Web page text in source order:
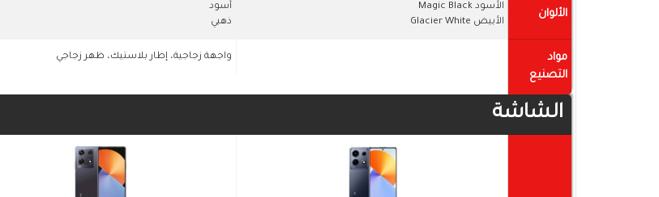
الألوان
الأسود Magic Black
الأبيض Glacier White
أسود
ذهبي
مواد
التصنيع
واجهة زجاجية، إطار بلاستيك، ظهر زجاجي
الشاشة